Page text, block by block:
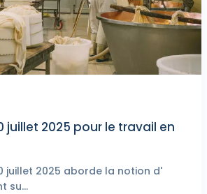
juillet 2025 pour le travail en
juillet 2025 aborde la notion d'
su...